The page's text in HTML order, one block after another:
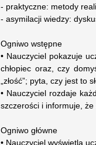
- praktyczne: metody
- asymilacji wiedzy:
Ogniwo wstępne
• Nauczyciel pokazuje
chłopiec oraz, czy
„złość”; pyta, czy jest to
• Nauczyciel rozdaje
szczerości i informuje,
Ogniwo główne
• Nauczyciel wyświetla